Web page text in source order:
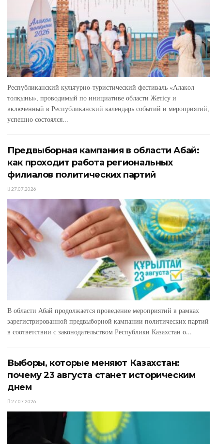
Республиканский культурно-туристический фестиваль «Алакөл
толқыны», проводимый по инициативе области Жетісу и
включенный в Республиканский календарь событий и мероприятий,
успешно состоялся...
Предвыборная кампания в области Абай:
как проходит работа региональных
филиалов политических партий
27.07.2026
В области Абай продолжается проведение мероприятий в рамках
зарегистрированной предвыборной кампании политических партий
в соответствии с законодательством Республики Казахстан о...
Выборы, которые меняют Казахстан:
почему 23 августа станет историческим
днем
27.07.2026